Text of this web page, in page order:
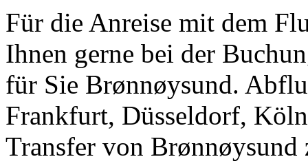
Für die Anreise mit dem
Ihnen gerne bei der
für Sie Brønnøysund.
Frankfurt, Düsseldorf,
Transfer von